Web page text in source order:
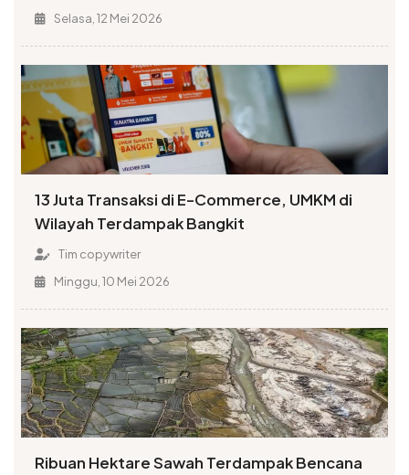
Selasa, 12 Mei 2026
13 Juta Transaksi di E-Commerce, UMKM di
Wilayah Terdampak Bangkit
Tim copywriter
Minggu, 10 Mei 2026
Ribuan Hektare Sawah Terdampak Bencana